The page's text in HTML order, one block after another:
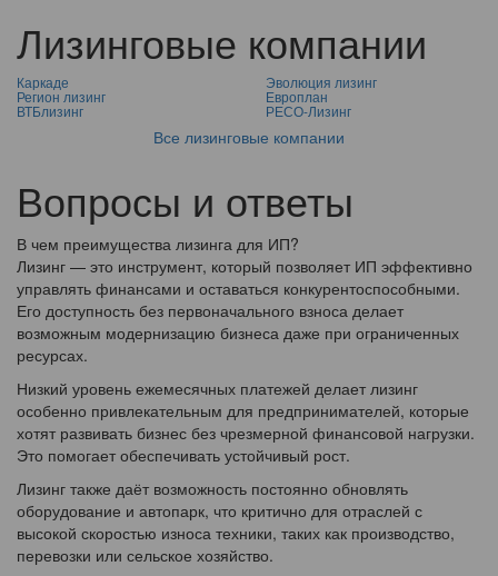
Лизинговые компании
Каркаде Эволюция лизинг
Регион лизинг Европлан
ВТБлизинг РЕСО-Лизинг
Все лизинговые компании
Вопросы и ответы
В чем преимущества лизинга для ИП?
Лизинг — это инструмент, который позволяет ИП эффективно
управлять финансами и оставаться конкурентоспособными.
Его доступность без первоначального взноса делает
возможным модернизацию бизнеса даже при ограниченных
ресурсах.
Низкий уровень ежемесячных платежей делает лизинг
особенно привлекательным для предпринимателей, которые
хотят развивать бизнес без чрезмерной финансовой нагрузки.
Это помогает обеспечивать устойчивый рост.
Лизинг также даёт возможность постоянно обновлять
оборудование и автопарк, что критично для отраслей с
высокой скоростью износа техники, таких как производство,
перевозки или сельское хозяйство.